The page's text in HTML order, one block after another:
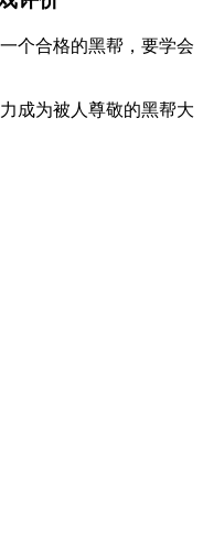
个合格的黑帮，要学会
成为被人尊敬的黑帮大